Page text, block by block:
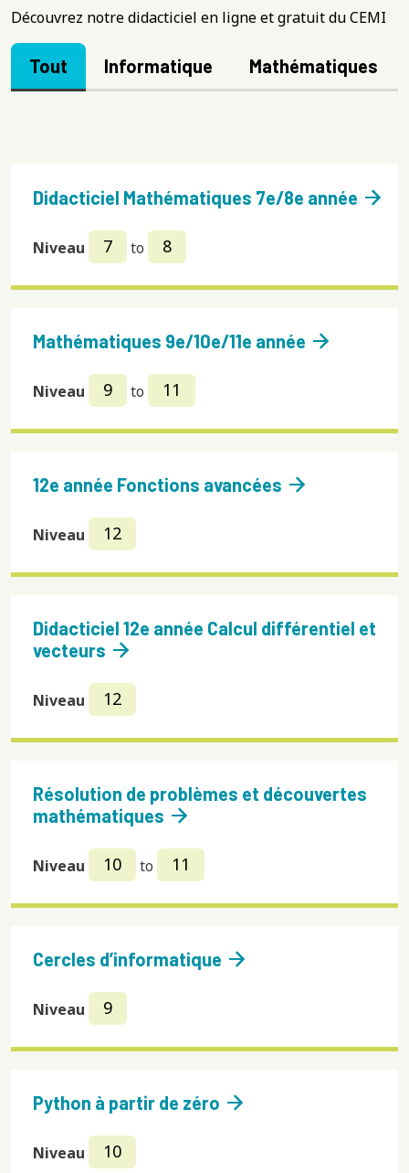
Découvrez notre didacticiel en ligne et gratuit du CEMI
Tout Informatique Mathématiques
Didacticiel Mathématiques 7e/8e année arrow_forward
Niveau 7 to 8
Mathématiques 9e/10e/11e année arrow_forward
Niveau 9 to 11
12e année Fonctions avancées arrow_forward
Niveau 12
Didacticiel 12e année Calcul différentiel et
vecteurs arrow_forward
Niveau 12
Résolution de problèmes et découvertes
mathématiques arrow_forward
Niveau 10 to 11
Cercles d’informatique arrow_forward
Niveau 9
Python à partir de zéro arrow_forward
Niveau 10